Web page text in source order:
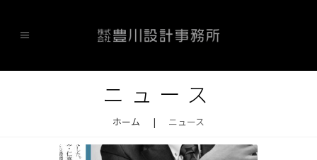
ニュース
ホーム | ニュース